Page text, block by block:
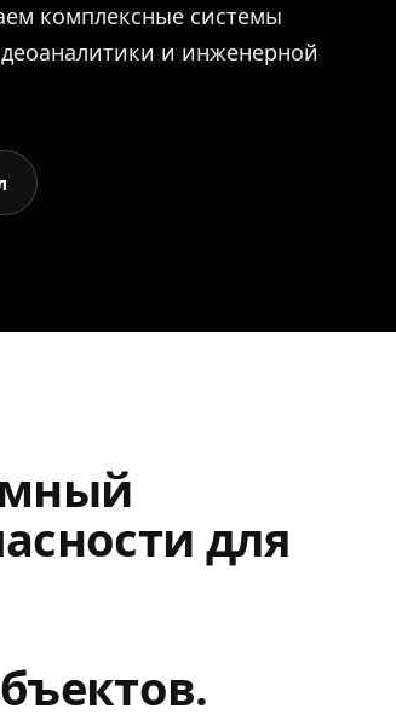
комплексные системы
и инженерной
для